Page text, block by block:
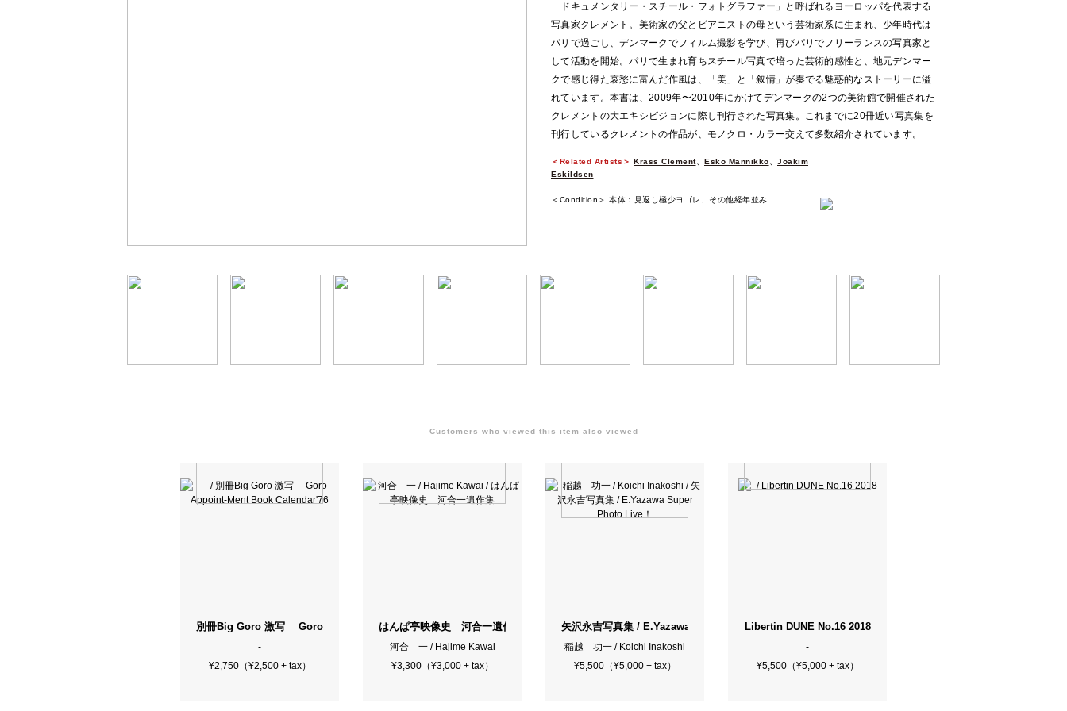
「ドキュメンタリー・スチール・フォトグラファー」と呼ばれるヨーロッパを代表する
写真家クレメント。美術家の父とピアニストの母という芸術家系に生まれ、少年時代は
パリで過ごし、デンマークでフィルム撮影を学び、再びパリでフリーランスの写真家と
して活動を開始。パリで生まれ育ちスチール写真で培った芸術的感性と、地元デンマー
クで感じ得た哀愁に富んだ作風は、「美」と「叙情」が奏でる魅惑的なストーリーに溢
れています。本書は、2009年〜2010年にかけてデンマークの2つの美術館で開催された
クレメントの大エキシビジョンに際し刊行された写真集。これまでに20冊近い写真集を
刊行しているクレメントの作品が、モノクロ・カラー交えて多数紹介されています。
＜Related Artists＞ Krass Clement、 Esko Männikkö
Joakim
Eskildsen
＜Condition＞ 本体：見返し極少ヨゴレ、その他経年並み
Customers who viewed this item also viewed
別冊Big Goro 激写 Goro Appoint-Ment Book Calendar'76
-
¥2,750（¥2,500 + tax）
はんぱ亭映像史 河合一遺作集
河合 一 / Hajime Kawai
¥3,300（¥3,000 + tax）
矢沢永吉写真集 / E.Yazawa Super Photo Live！
稲越 功一 / Koichi Inakoshi
¥5,500（¥5,000 + tax）
Libertin DUNE No.16 2018
-
¥5,500（¥5,000 + tax）